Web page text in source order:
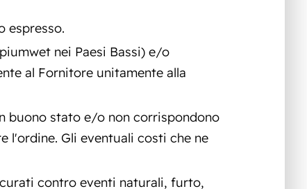
espresso.
nei Paesi Bassi) e/o
al Fornitore unitamente alla
buono stato e/o non corrispondono
l'ordine. Gli eventuali costi che ne
contro eventi naturali, furto,